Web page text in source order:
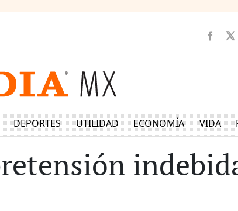
DEPORTES UTILIDAD ECONOMÍA VIDA